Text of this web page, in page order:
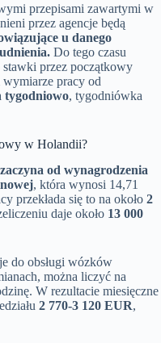
przepisami zawartymi w
przez agencje będą
u danego
Do tego czasu
stawki przez początkowy
pracy od
tygodniowo, tygodniówka
w Holandii?
od wynagrodzenia
, która wynosi 14,71
przekłada się to na około 2
daje około 13 000
do obsługi wózków
można liczyć na
W rezultacie miesięczne
2 770-3 120 EUR,